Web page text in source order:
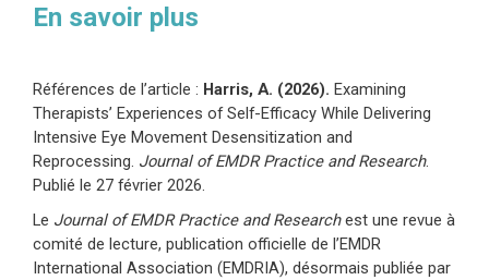
En savoir plus
Références de l’article : Harris, A. (2026). Examining
Therapists’ Experiences of Self-Efficacy While Delivering
Intensive Eye Movement Desensitization and
Reprocessing. Journal of EMDR Practice and Research.
Publié le 27 février 2026.
Le Journal of EMDR Practice and Researchest une revue à
comité de lecture, publication officielle de l’EMDR
International Association (EMDRIA), désormais publiée par